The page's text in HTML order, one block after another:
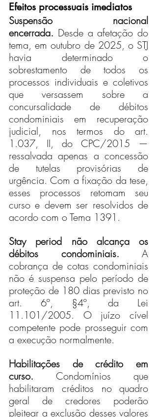
Efeitos processuais imediatos
Suspensão nacional
encerrada. Desde a afetação do
tema, em outubro de 2025, o STJ
havia determinado o
sobrestamento de todos os
processos individuais e coletivos
que versassem sobre a
concursalidade de débitos
condominiais em recuperação
judicial, nos termos do art.
1.037, II, do CPC/2015 —
ressalvada apenas a concessão
de tutelas provisórias de
urgência. Com a fixação da tese,
esses processos retomam seu
curso e devem ser resolvidos de
acordo com o Tema 1391.
Stay period não alcança os
débitos condominiais. A
cobrança de cotas condominiais
não é suspensa pelo período de
proteção de 180 dias previsto no
art. 6º, §4º, da Lei
11.101/2005. O juízo cível
competente pode prosseguir com
a execução normalmente.
Habilitações de crédito em
curso. Condomínios que
habilitaram créditos no quadro
geral de credores poderão
pleitear a exclusão desses valores